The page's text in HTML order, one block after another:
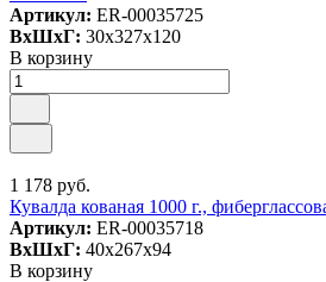
Артикул: ER-00035725
ВxШxГ: 30x327x120
В корзину
1 178 руб.
Кувалда кованая 1000 г.,
Артикул: ER-00035718
ВxШxГ: 40x267x94
В корзину